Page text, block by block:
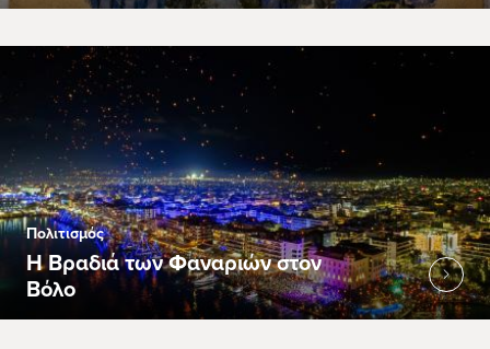
Πολιτισμός
Η Βραδιά των Φαναριών στον
Βόλο